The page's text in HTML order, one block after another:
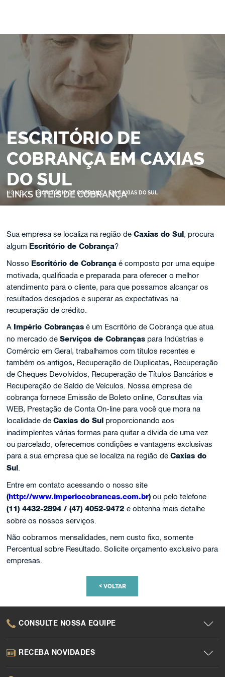
ESCRITÓRIO DE
COBRANÇA EM CAXIAS
DO SUL
LINKS ÚTEIS DE COBRANÇA
HOME > ESCRITÓRIO DE COBRANÇA EM CAXIAS DO SUL
Sua empresa se localiza na região deCaxias do Sul, procura
algum Escritório de Cobrança?
Nosso Escritório de Cobrança é composto por uma equipe
motivada, qualificada e preparada para oferecer o melhor
atendimento para o cliente, para que possamos alcançar os
resultados desejados e superar as expectativas na
recuperação de crédito.
A Império Cobranças é um Escritório de Cobrança que atua
no mercado deServiços de Cobranças para Indústrias e
Comércio em Geral, trabalhamos com títulos recentes e
também os antigos, Recuperação de Duplicatas, Recuperação
de Cheques Devolvidos, Recuperação de Títulos Bancários e
Recuperação de Saldo de Veículos. Nossa empresa de
cobrança fornece Emissão de Boleto online, Consultas via
WEB, Prestação de Conta On-line para você que mora na
localidade deCaxias do Sul proporcionando aos
inadimplentes várias formas para quitar a dívida de uma vez
ou parcelado, oferecemos condições e vantagens exclusivas
para a sua empresa que se localiza na região deCaxias do
Sul.
Entre em contato acessando o nosso site
(http://www.imperiocobrancas.com.br) ou pelo telefone
(11) 4432-2894 / (47) 4052-9472e obtenha mais detalhe
sobre os nossos serviços.
Não cobramos mensalidades, nem custo fixo, somente
Percentual sobre Resultado. Solicite orçamento exclusivo para
empresas.
<VOLTAR
CONSULTE NOSSA EQUIPE
RECEBA NOVIDADES